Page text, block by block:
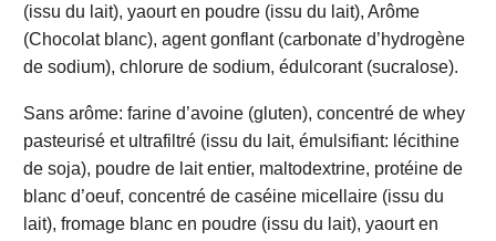
(issu du lait), yaourt en poudre (issu du lait), Arôme
(Chocolat blanc), agent gonflant (carbonate d’hydrogène
de sodium), chlorure de sodium, édulcorant (sucralose).
Sans arôme: farine d’avoine (gluten), concentré de whey
pasteurisé et ultrafiltré (issu du lait, émulsifiant: lécithine
de soja), poudre de lait entier, maltodextrine, protéine de
blanc d’oeuf, concentré de caséine micellaire (issu du
lait), fromage blanc en poudre (issu du lait), yaourt en